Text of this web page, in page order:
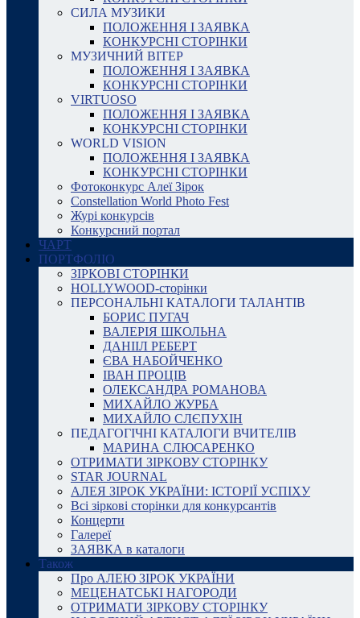
СИЛА МУЗИКИ
ПОЛОЖЕННЯ І ЗАЯВКА
КОНКУРСНІ СТОРІНКИ
МУЗИЧНИЙ ВІТЕР
ПОЛОЖЕННЯ І ЗАЯВКА
КОНКУРСНІ СТОРІНКИ
VIRTUOSO
ПОЛОЖЕННЯ І ЗАЯВКА
КОНКУРСНІ СТОРІНКИ
WORLD VISION
ПОЛОЖЕННЯ І ЗАЯВКА
КОНКУРСНІ СТОРІНКИ
Фотоконкурс Алеї Зірок
Constellation World Photo Fest
Журі конкурсів
Конкурсний портал
ЧАРТ
ПОРТФОЛІО
ЗІРКОВІ СТОРІНКИ
HOLLYWOOD-сторінки
ПЕРСОНАЛЬНІ КАТАЛОГИ ТАЛАНТІВ
БОРИС ПУГАЧ
ВАЛЕРІЯ ШКОЛЬНА
ДАНІІЛ РЕБЕРТ
ЄВА НАБОЙЧЕНКО
ІВАН ПРОЦІВ
ОЛЕКСАНДРА РОМАНОВА
МИХАЙЛО ЖУРБА
МИХАЙЛО СЛЄПУХІН
ПЕДАГОГІЧНІ КАТАЛОГИ ВЧИТЕЛІВ
МАРИНА СЛЮСАРЕНКО
ОТРИМАТИ ЗІРКОВУ СТОРІНКУ
STAR JOURNAL
АЛЕЯ ЗІРОК УКРАЇНИ: ІСТОРІЇ УСПІХУ
Всі зіркові сторінки для конкурсантів
Концерти
Галереї
ЗАЯВКА в каталоги
Також
Про АЛЕЮ ЗІРОК УКРАЇНИ
МЕЦЕНАТСЬКІ НАГОРОДИ
ОТРИМАТИ ЗІРКОВУ СТОРІНКУ